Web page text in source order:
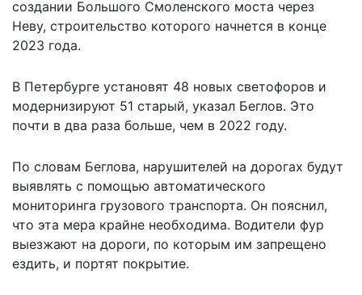
создании Большого Смоленского моста через
Неву, строительство которого начнется в конце
2023 года.
В Петербурге установят 48 новых светофоров и
модернизируют 51 старый, указал Беглов. Это
почти в два раза больше, чем в 2022 году.
По словам Беглова, нарушителей на дорогах будут
выявлять с помощью автоматического
мониторинга грузового транспорта. Он пояснил,
что эта мера крайне необходима. Водители фур
выезжают на дороги, по которым им запрещено
ездить, и портят покрытие.